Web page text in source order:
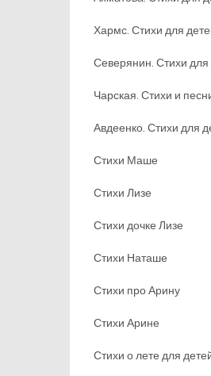
Хармс. Стихи для
Северянин. Стихи для
Чарская. Стихи и
Авдеенко. Стихи для
Стихи Маше
Стихи Лизе
Стихи дочке Лизе
Стихи Наташе
Стихи про Арину
Стихи Арине
Стихи о лете для